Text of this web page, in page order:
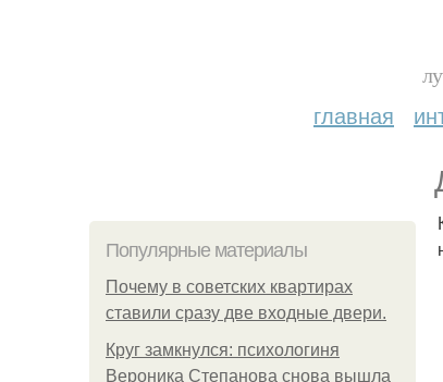
главная
Популярные материалы
Почему в советских квартирах
ставили сразу две входные двери.
Круг замкнулся: психологиня
Вероника Степанова снова вышла